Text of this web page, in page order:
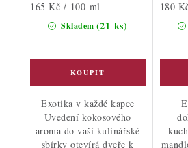
Skladem (21 ks)
Měrná
cena:
165 Kč / 100 ml
Exotika v každé kapce
Uvedení kokosového
aroma do vaší kulinářské
sbírky otevírá dveře k
Měrná
cena:
180